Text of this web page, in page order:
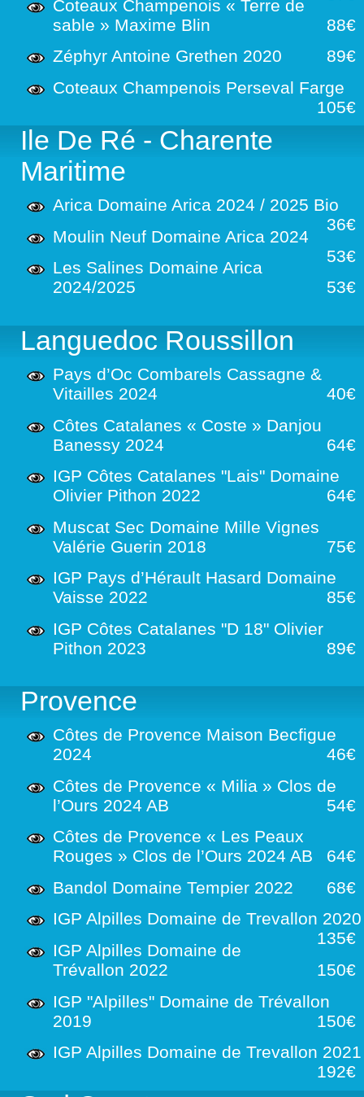
Coteaux Champenois « Terre de
sable » Maxime Blin
88€
Zéphyr Antoine Grethen 2020
89€
Coteaux Champenois Perseval Farge
105€
Ile De Ré - Charente
Maritime
Arica Domaine Arica 2024 / 2025 Bio
36€
Moulin Neuf Domaine Arica 2024
53€
Les Salines Domaine Arica
2024/2025
53€
Languedoc Roussillon
Pays d’Oc Combarels Cassagne &
Vitailles 2024
40€
Côtes Catalanes « Coste » Danjou
Banessy 2024
64€
IGP Côtes Catalanes "Lais" Domaine
Olivier Pithon 2022
64€
Muscat Sec Domaine Mille Vignes
Valérie Guerin 2018
75€
IGP Pays d’Hérault Hasard Domaine
Vaisse 2022
85€
IGP Côtes Catalanes "D 18" Olivier
Pithon 2023
89€
Provence
Côtes de Provence Maison Becfigue
2024
46€
Côtes de Provence « Milia » Clos de
l’Ours 2024 AB
54€
Côtes de Provence « Les Peaux
Rouges » Clos de l’Ours 2024 AB
64€
Bandol Domaine Tempier 2022
68€
IGP Alpilles Domaine de Trevallon 2020
135€
IGP Alpilles Domaine de
Trévallon 2022
150€
IGP "Alpilles" Domaine de Trévallon
2019
150€
IGP Alpilles Domaine de Trevallon 2021
192€